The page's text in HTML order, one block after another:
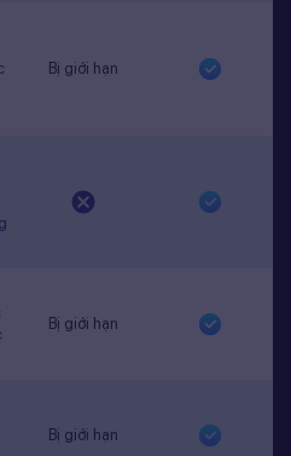
Bị giới hạn
Bị giới hạn
Bị giới hạn